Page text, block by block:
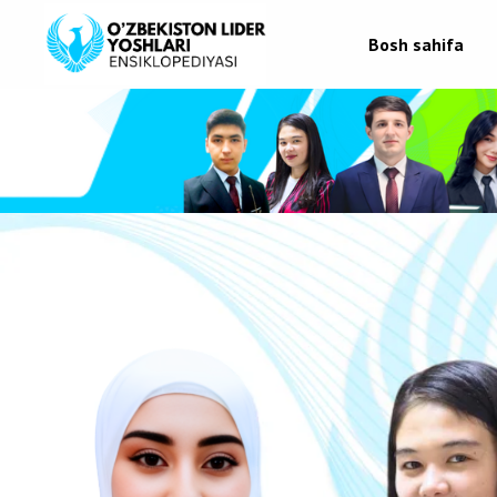
Bosh sahifa